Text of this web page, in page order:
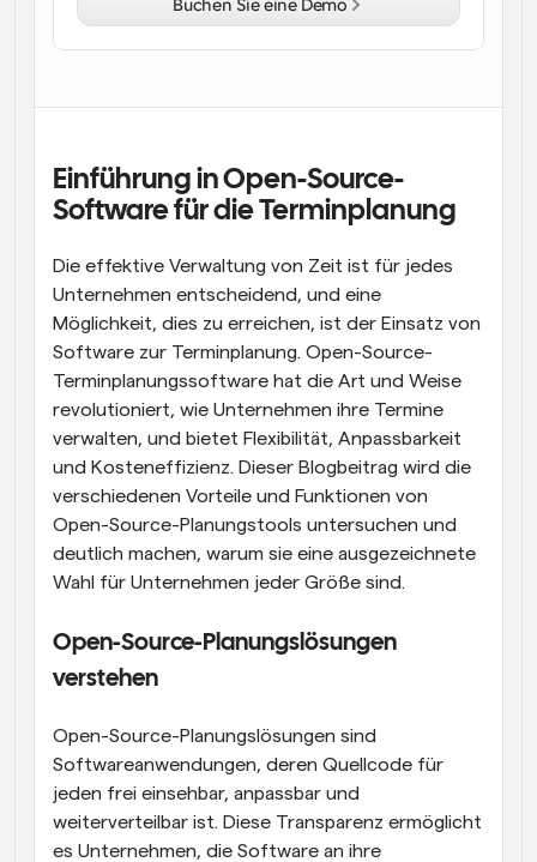
Supercharged Planung mit KI-gestützten Anrufen
Blog
Sofortige Besprechungen
Dynamische Gruppenlinks
Nahtlos Meetings mit mehreren Personen buchen
Webhooks
Erhalten Sie eine Benachrichtigung, wenn etwas
passiert
Einführung in Open-Source-
Software für die Terminplanung
Die effektive Verwaltung von Zeit ist für jedes
Unternehmen entscheidend, und eine
Möglichkeit, dies zu erreichen, ist der Einsatz von
Software zur Terminplanung. Open-Source-
Terminplanungssoftware hat die Art und Weise
revolutioniert, wie Unternehmen ihre Termine
verwalten, und bietet Flexibilität, Anpassbarkeit
und Kosteneffizienz. Dieser Blogbeitrag wird die
verschiedenen Vorteile und Funktionen von
Open-Source-Planungstools untersuchen und
deutlich machen, warum sie eine ausgezeichnete
Wahl für Unternehmen jeder Größe sind.
Open-Source-Planungslösungen
verstehen
Open-Source-Planungslösungen sind
Softwareanwendungen, deren Quellcode für
jeden frei einsehbar, anpassbar und
weiterverteilbar ist. Diese Transparenz ermöglicht
es Unternehmen, die Software an ihre
Buchen Sie eine Demo